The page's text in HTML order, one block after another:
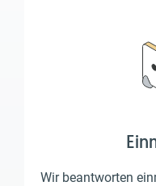
Wir beantworten